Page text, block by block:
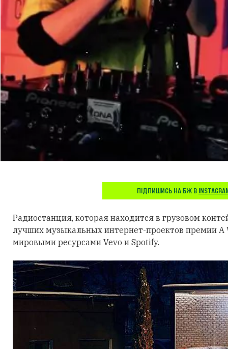
ПІДПИШИСЬ НА БЖ В
Радиостанция, которая находится в грузовом
лучших музыкальных интернет-проектов премии A
мировыми ресурсами Vevo и Spotify.